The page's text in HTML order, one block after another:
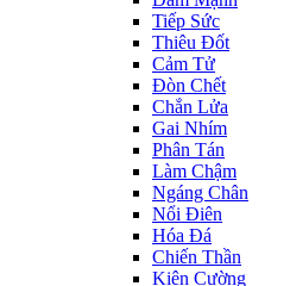
Tiếp Sức
Thiêu Đốt
Cảm Tử
Đòn Chết
Chắn Lửa
Gai Nhím
Phân Tán
Làm Chậm
Ngáng Chân
Nổi Điên
Hóa Đá
Chiến Thần
Kiên Cường